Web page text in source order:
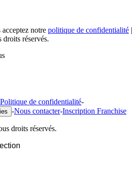
notre politique de confidentialité |
droits réservés.
Politique de confidentialité-
-Nous contacter-Inscription Franchise
droits réservés.